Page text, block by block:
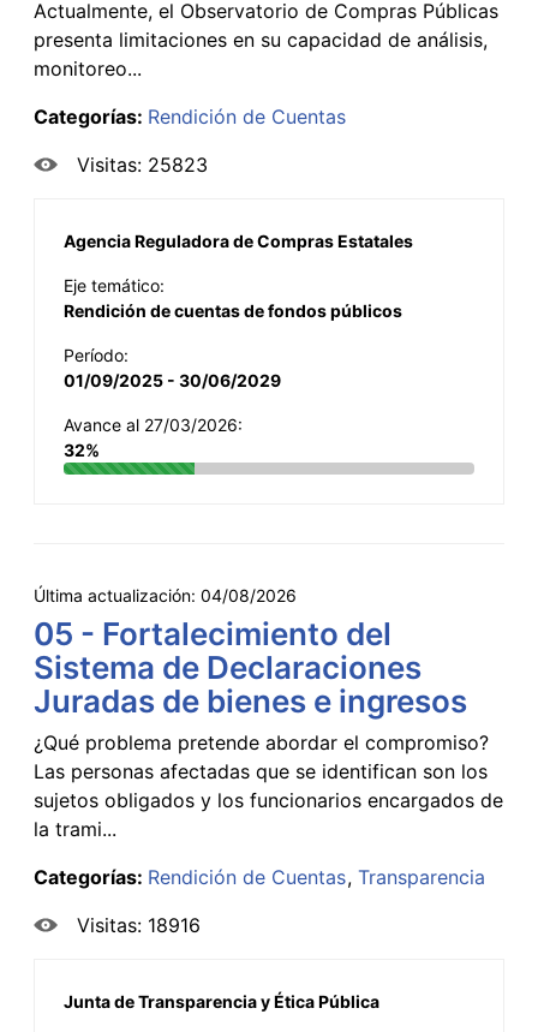
Actualmente, el Observatorio de Compras Públicas
presenta limitaciones en su capacidad de análisis,
monitoreo...
Categorías: Rendición de Cuentas
Visitas: 25823
Agencia Reguladora de Compras Estatales
Eje temático:
Rendición de cuentas de fondos públicos
Período:
01/09/2025 - 30/06/2029
Avance al 27/03/2026:
32%
Última actualización: 04/08/2026
05 - Fortalecimiento del
Sistema de Declaraciones
Juradas de bienes e ingresos
¿Qué problema pretende abordar el compromiso?
Las personas afectadas que se identifican son los
sujetos obligados y los funcionarios encargados de
la trami...
Categorías: Rendición de Cuentas Transparencia
Visitas: 18916
Junta de Transparencia y Ética Pública